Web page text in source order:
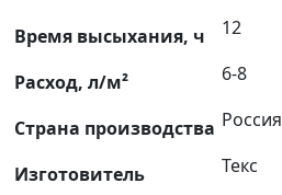
Время высыхания, ч 12
Расход, л/м² 6-8
Страна производства Россия
Изготовитель Текс